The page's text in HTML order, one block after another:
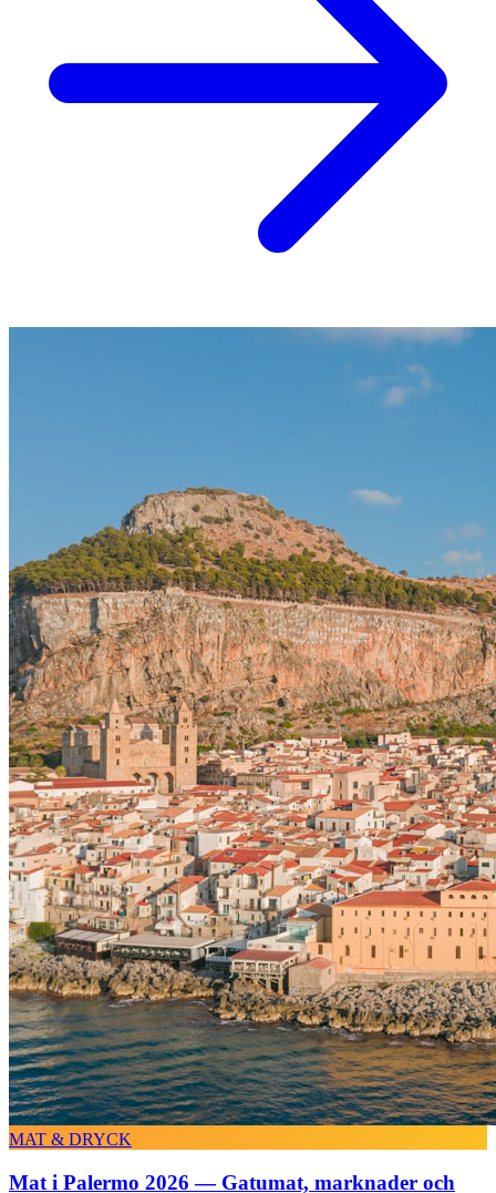
MAT & DRYCK
Mat i Palermo 2026 — Gatumat, marknader och